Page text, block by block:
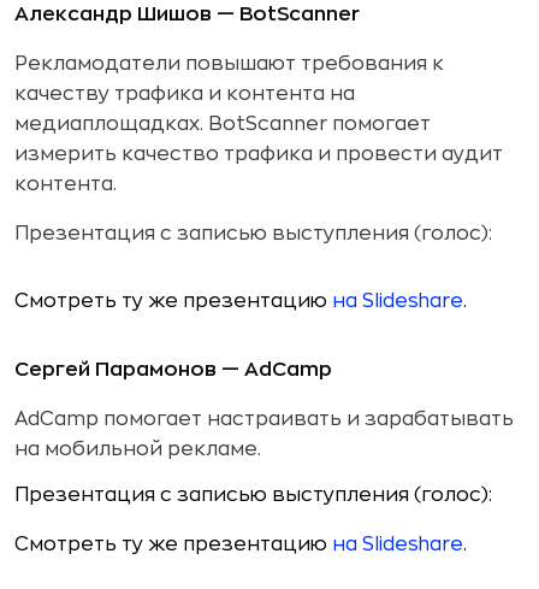
Александр Шишов — BotScanner
Рекламодатели повышают требования к
качеству трафика и контента на
медиаплощадках. BotScanner помогает
измерить качество трафика и провести аудит
контента.
Презентация с записью выступления (голос):
Смотреть ту же презентацию на Slideshare.
Сергей Парамонов — AdCamp
AdCamp помогает настраивать и зарабатывать
на мобильной рекламе.
Презентация с записью выступления (голос):
Смотреть ту же презентацию на Slideshare.